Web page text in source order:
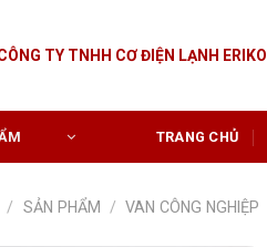
TY TNHH CƠ ĐIỆN LẠNH ERIKO
TRANG CHỦ
/ SẢN PHẨM / VAN CÔNG NGHIỆP